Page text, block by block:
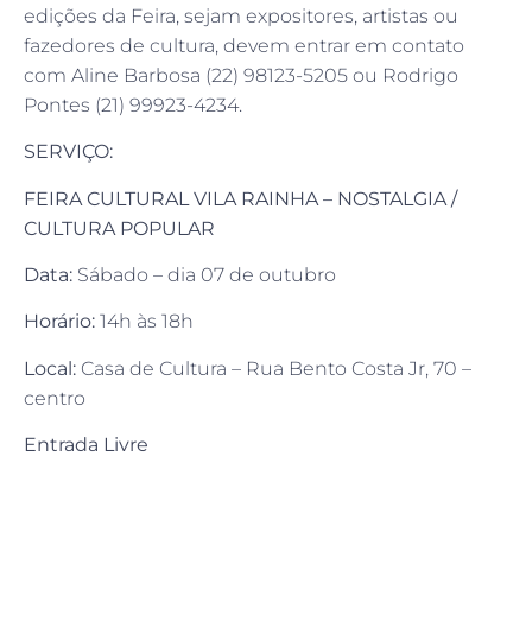
edições da Feira, sejam expositores, artistas ou
fazedores de cultura, devem entrar em contato
com Aline Barbosa (22) 98123-5205 ou Rodrigo
Pontes (21) 99923-4234.
SERVIÇO:
FEIRA CULTURAL VILA RAINHA – NOSTALGIA /
CULTURA POPULAR
Data: Sábado – dia 07 de outubro
Horário: 14h às 18h
Local: Casa de Cultura – Rua Bento Costa Jr, 70 –
centro
Entrada Livre